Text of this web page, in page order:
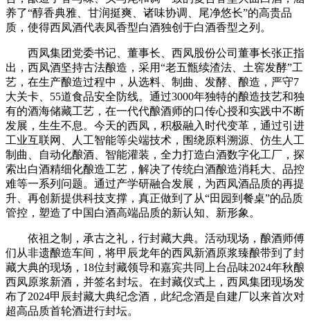
养了“醇香典雅、甘润挺爽、诸味协调、尾净悠长”的高贵品
质，使得西凤酒代表凤香型白酒独创于白酒香型之列。
西凤集团党委书记、董事长、西凤股份公司董事长张正指
出，西凤酒坚持古法酿造，采用“老五甑续渣法、土窖发酵”工
艺，在生产酿造过程中，从选料、制曲、发酵、酿造，严守7
大关卡、55道食品安全防线。通过3000年独特的酿造技艺和独
有的酒海储藏工艺，在一代代酿酒师的口传心授和实践中不断
发展，生生不息。今天的西凤，积极融入时代变革，通过引进
工业互联网、人工智能等尖端技术，围绕原料溯源、仿生人工
制曲、自动化酿酒、智能灌装，全力打造白酒数字化工厂，探
索出白酒精细化酿造工艺，解决了传统白酒酿造消耗大、品控
难等一系列问题。通过产学研融合发展，为西凤酒品质的再提
升、再创新提供科技支撑，真正做到了从“田园到餐桌”的品质
管控，塑造了中国白酒高端品质的新认知、新形象。
依祖之制，承古之礼，行封藏大典。活动现场，酿酒师傅
们从非遗酿造车间，将甲辰龙年的西凤新酒原浆臻酿带到了封
藏大典的现场，18位封藏领导和嘉宾共同上台品味2024年秋酿
西凤原浆新酒，并签名封坛。在封藏仪式上，西凤集团现场发
布了2024甲辰封藏大典纪念酒，此纪念酒是自建厂以来首次对
超高品质首轮酒进行封坛。